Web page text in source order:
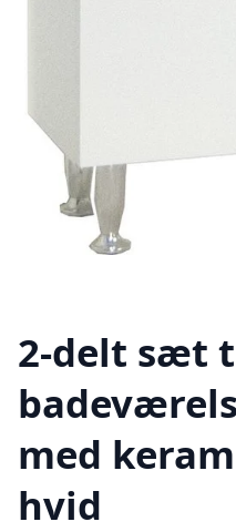
2-delt sæt
med
hvid